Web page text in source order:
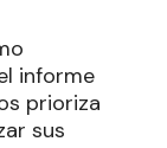
informe
prioriza
sus